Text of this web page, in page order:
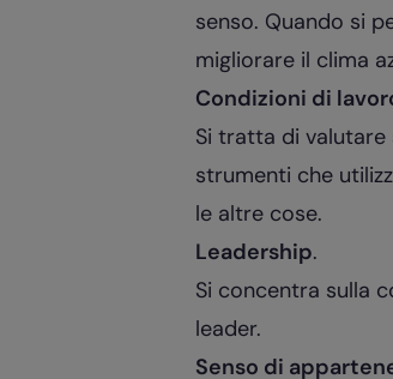
senso. Quando si
migliorare il clima
Condizioni di
Si tratta di
strumenti che
le altre cose.
Leadership.
Si concentra sulla
leader.
Senso di